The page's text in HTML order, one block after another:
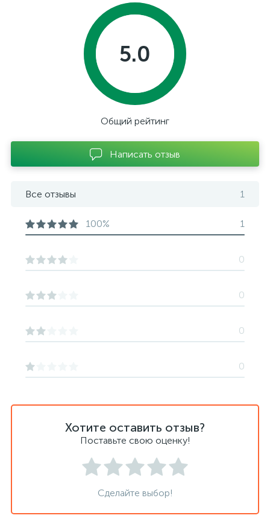
Хотите оставить отзыв?
Поставьте свою оценку!
Сделайте выбор!
5.0
Общий рейтинг
Написать отзыв
Все отзывы 1
100% 1
0
0
0
0